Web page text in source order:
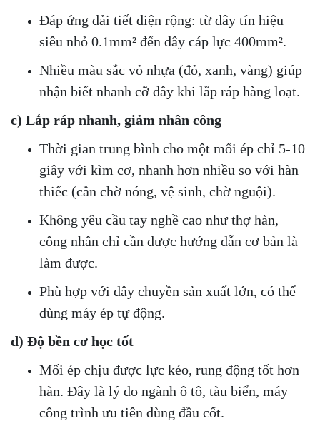
Đáp ứng dải tiết diện rộng: từ dây tín hiệu
siêu nhỏ 0.1mm² đến dây cáp lực 400mm².
Nhiều màu sắc vỏ nhựa (đỏ, xanh, vàng) giúp
nhận biết nhanh cỡ dây khi lắp ráp hàng loạt.
c) Lắp ráp nhanh, giảm nhân công
Thời gian trung bình cho một mối ép chỉ 5-10
giây với kìm cơ, nhanh hơn nhiều so với hàn
thiếc (cần chờ nóng, vệ sinh, chờ nguội).
Không yêu cầu tay nghề cao như thợ hàn,
công nhân chỉ cần được hướng dẫn cơ bản là
làm được.
Phù hợp với dây chuyền sản xuất lớn, có thể
dùng máy ép tự động.
d) Độ bền cơ học tốt
Mối ép chịu được lực kéo, rung động tốt hơn
hàn. Đây là lý do ngành ô tô, tàu biển, máy
công trình ưu tiên dùng đầu cốt.